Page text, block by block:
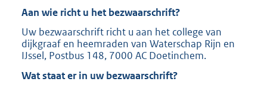
Aan wie richt u het bezwaarschrift?
Uw bezwaarschrift richt u aan het college van
dijkgraaf en heemraden van Waterschap Rijn en
IJssel, Postbus 148, 7000 AC Doetinchem.
Wat staat er in uw bezwaarschrift?